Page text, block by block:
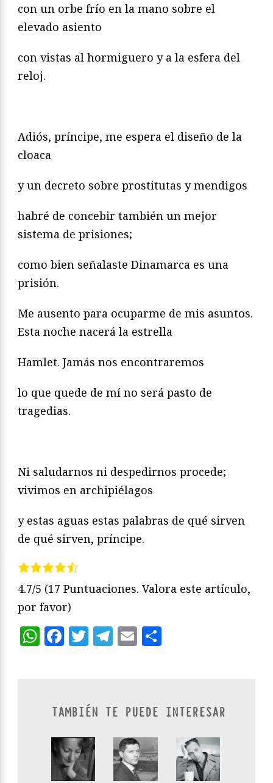
con un orbe frío en la mano sobre el
elevado asiento
con vistas al hormiguero y a la esfera del
reloj.
Adiós, príncipe, me espera el diseño de la
cloaca
y un decreto sobre prostitutas y mendigos
habré de concebir también un mejor
sistema de prisiones;
como bien señalaste Dinamarca es una
prisión.
Me ausento para ocuparme de mis asuntos.
Esta noche nacerá la estrella
Hamlet. Jamás nos encontraremos
lo que quede de mí no será pasto de
tragedias.
Ni saludarnos ni despedirnos procede;
vivimos en archipiélagos
y estas aguas estas palabras de qué sirven
de qué sirven, príncipe.
4.7/5 (17 Puntuaciones. Valora este artículo,
por favor)
WhatsApp
Facebook
Twitter
Telegram
Email
TAMBIÉN TE PUEDE INTERESAR